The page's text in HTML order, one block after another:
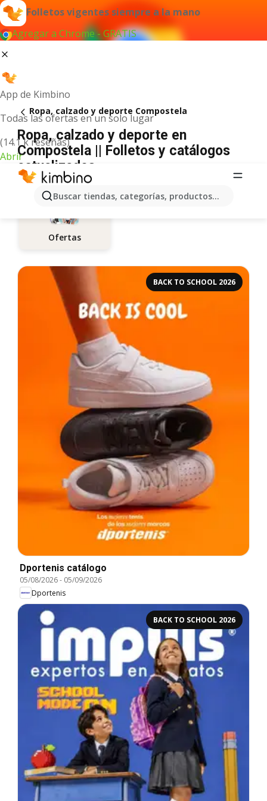
Folletos vigentes siempre a la mano
Agregar a Chrome - GRATIS
App de Kimbino
Todas las ofertas en un solo lugar
(14.1 k reseñas)
Abrir
Buscar tiendas, categorías, productos...
Ropa, calzado y deporte Compostela
Ropa, calzado y deporte en
Compostela || Folletos y catálogos
actualizados
Ofertas
BACK TO SCHOOL 2026
Dportenis catálogo
05/08/2026- 05/09/2026
Dportenis
BACK TO SCHOOL 2026